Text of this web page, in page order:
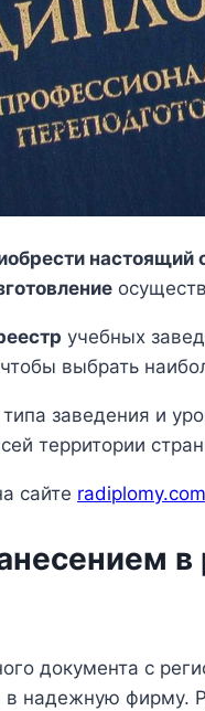
настоящий
учебных
выбрать
заведения и
территории
сайте radiplomy.com
документа с
в надежную